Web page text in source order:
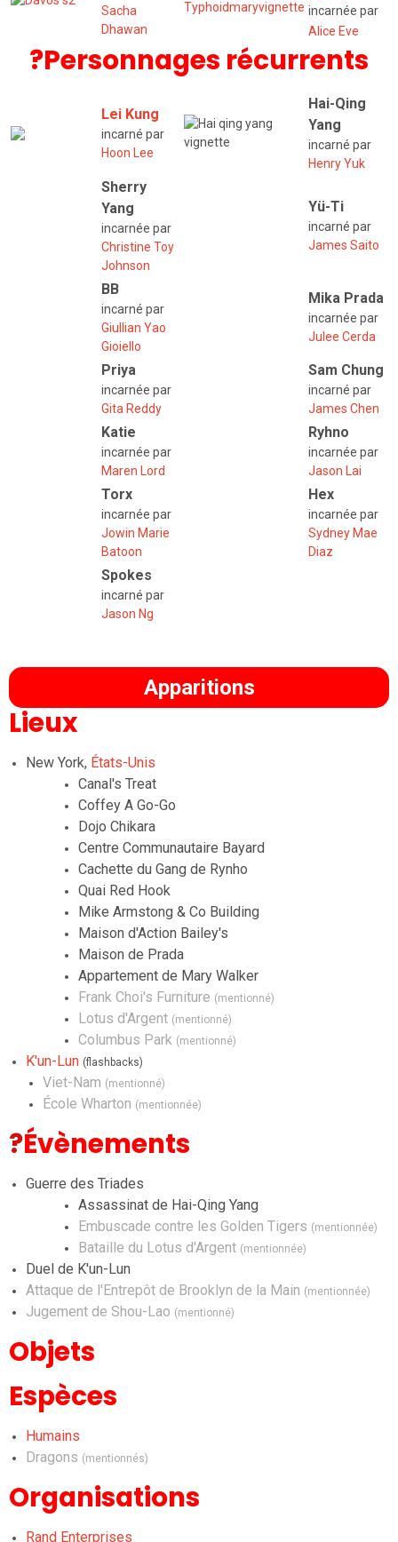
Sacha
Dhawan
incarnée par
Alice Eve
?Personnages récurrents
Lei Kung
incarné par
Hoon Lee
Hai-Qing
Yang
incarné par
Henry Yuk
Sherry
Yang
incarnée par
Christine Toy
Johnson
Yü-Ti
incarné par
James Saito
BB
incarné par
Giullian Yao
Gioiello
Mika Prada
incarnée par
Julee Cerda
Priya
incarnée par
Gita Reddy
Sam Chung
incarné par
James Chen
Katie
incarnée par
Maren Lord
Ryhno
incarnée par
Jason Lai
Torx
incarnée par
Jowin Marie
Batoon
Hex
incarnée par
Sydney Mae
Diaz
Spokes
incarné par
Jason Ng
Apparitions
Lieux
New York, États-Unis
Canal's Treat
Coffey A Go-Go
Dojo Chikara
Centre Communautaire Bayard
Cachette du Gang de Rynho
Quai Red Hook
Mike Armstong & Co Building
Maison d'Action Bailey's
Maison de Prada
Appartement de Mary Walker
Frank Choi's Furniture (mentionné)
Lotus d'Argent (mentionné)
Columbus Park (mentionné)
K'un-Lun (flashbacks)
Viet-Nam (mentionné)
École Wharton (mentionnée)
?Évènements
Guerre des Triades
Assassinat de Hai-Qing Yang
Embuscade contre les Golden Tigers (mentionnée)
Bataille du Lotus d'Argent (mentionnée)
Duel de K'un-Lun
Attaque de l'Entrepôt de Brooklyn de la Main (mentionnée)
Jugement de Shou-Lao (mentionné)
Objets
Espèces
Humains
Dragons (mentionnés)
Organisations
Rand Enterprises